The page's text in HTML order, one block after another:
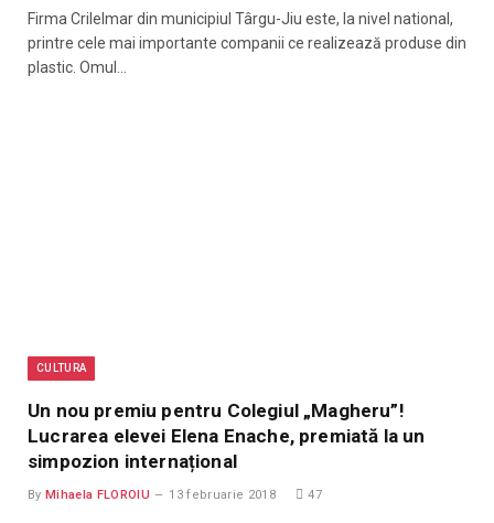
Firma Crilelmar din municipiul Târgu-Jiu este, la nivel national,
printre cele mai importante companii ce realizează produse din
plastic. Omul…
CULTURA
Un nou premiu pentru Colegiul „Magheru”!
Lucrarea elevei Elena Enache, premiată la un
simpozion internațional
By Mihaela FLOROIU 13 februarie 2018 47